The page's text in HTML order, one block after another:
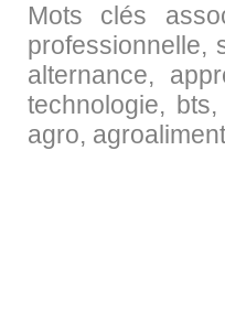
Mots clés
professionnelle,
alternance,
technologie,
agro,